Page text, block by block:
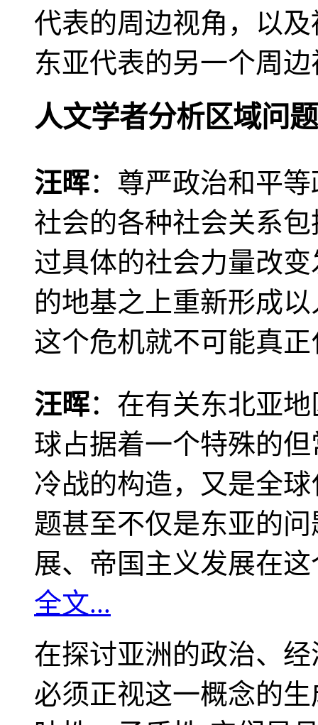
代表的周边视角，以
东亚代表的另一个周
人文学者分析区域问题
汪晖：尊严政治和平
社会的各种社会关系
过具体的社会力量改
的地基之上重新形成
这个危机就不可能真
汪晖：在有关东北亚
球占据着一个特殊的
冷战的构造，又是全
题甚至不仅是东亚的
展、帝国主义发展在
全文...
在探讨亚洲的政治、
必须正视这一概念的